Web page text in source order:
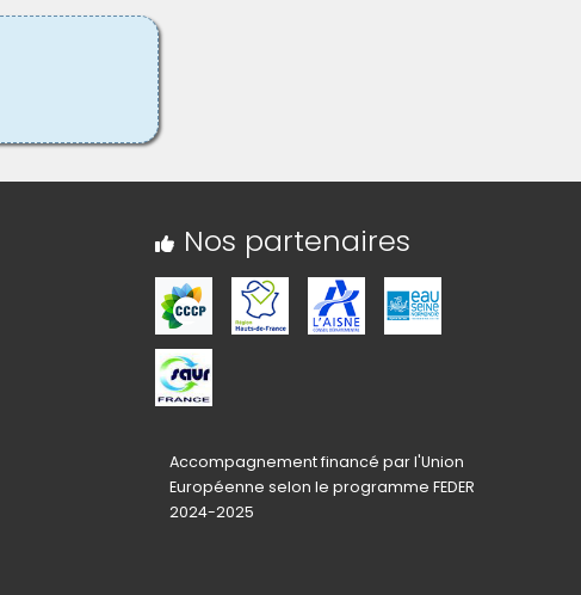
Nos partenaires
Accompagnement financé par l'Union
Européenne selon le programme FEDER
2024-2025